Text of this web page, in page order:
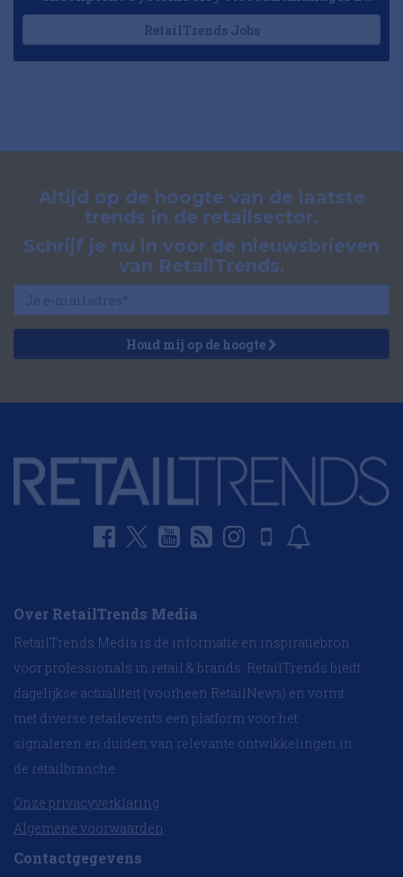
RetailTrends Jobs
Altijd op de hoogte van de laatste
trends in de retailsector.
Schrijf je nu in voor de nieuwsbrieven
van RetailTrends.
Houd mij op de hoogte
Over RetailTrends Media
RetailTrends Media is dé informatie en inspiratiebron
voor professionals in retail & brands. RetailTrends biedt
dagelijkse actualiteit (voorheen RetailNews) en vormt
met diverse retailevents een platform voor het
signaleren en duiden van relevante ontwikkelingen in
de retailbranche.
Onze privacyverklaring
Algemene voorwaarden
Contactgegevens